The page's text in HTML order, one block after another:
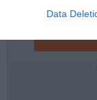
Data